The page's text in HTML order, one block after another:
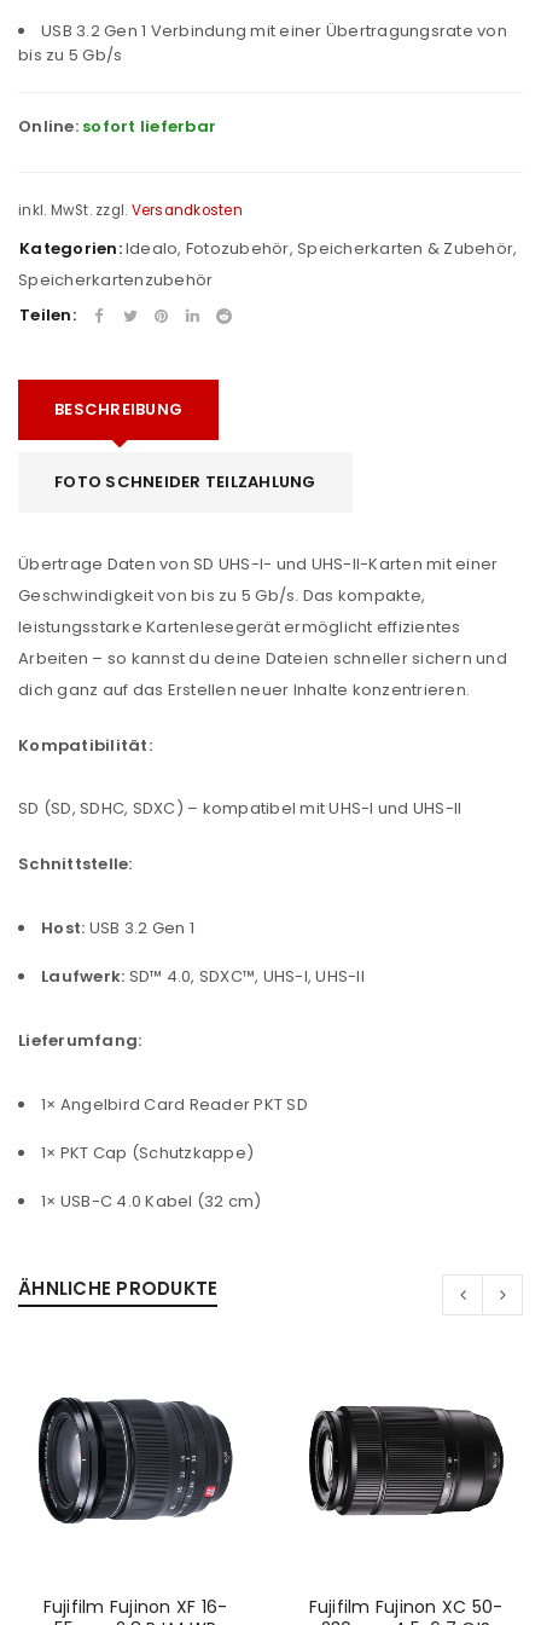
USB 3.2 Gen 1 Verbindung mit einer Übertragungsrate von
bis zu 5 Gb/s
Online: sofort lieferbar
inkl. MwSt. zzgl. Versandkosten
Kategorien:Idealo, Fotozubehör, Speicherkarten & Zubehör,
Speicherkartenzubehör
Teilen:
BESCHREIBUNG
FOTO SCHNEIDER TEILZAHLUNG
Übertrage Daten von SD UHS-I- und UHS-II-Karten mit einer
Geschwindigkeit von bis zu 5 Gb/s. Das kompakte,
leistungsstarke Kartenlesegerät ermöglicht effizientes
Arbeiten – so kannst du deine Dateien schneller sichern und
dich ganz auf das Erstellen neuer Inhalte konzentrieren.
Kompatibilität:
SD (SD, SDHC, SDXC) – kompatibel mit UHS-I und UHS-II
Schnittstelle:
Host: USB 3.2 Gen 1
Laufwerk: SD™ 4.0, SDXC™, UHS-I, UHS-II
Lieferumfang:
1× Angelbird Card Reader PKT SD
1× PKT Cap (Schutzkappe)
1× USB-C 4.0 Kabel (32 cm)
ÄHNLICHE PRODUKTE
Fujifilm Fujinon XF 16-
Fujifilm Fujinon XC 50-